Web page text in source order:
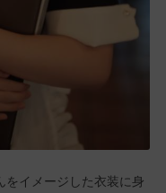
をイメージした衣装に身